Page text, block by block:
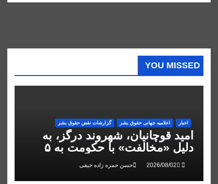
YOU MISSED
اخبار اعلاميه جهانی حقوق بشر گزارشات نقض حقوق بشر
امید قوچانیان، شهروند درگز، به
دلیل «مخالفت» با حکومت به ۵
سال زندان محکوم شد
حسن حمزه زاده حیقی